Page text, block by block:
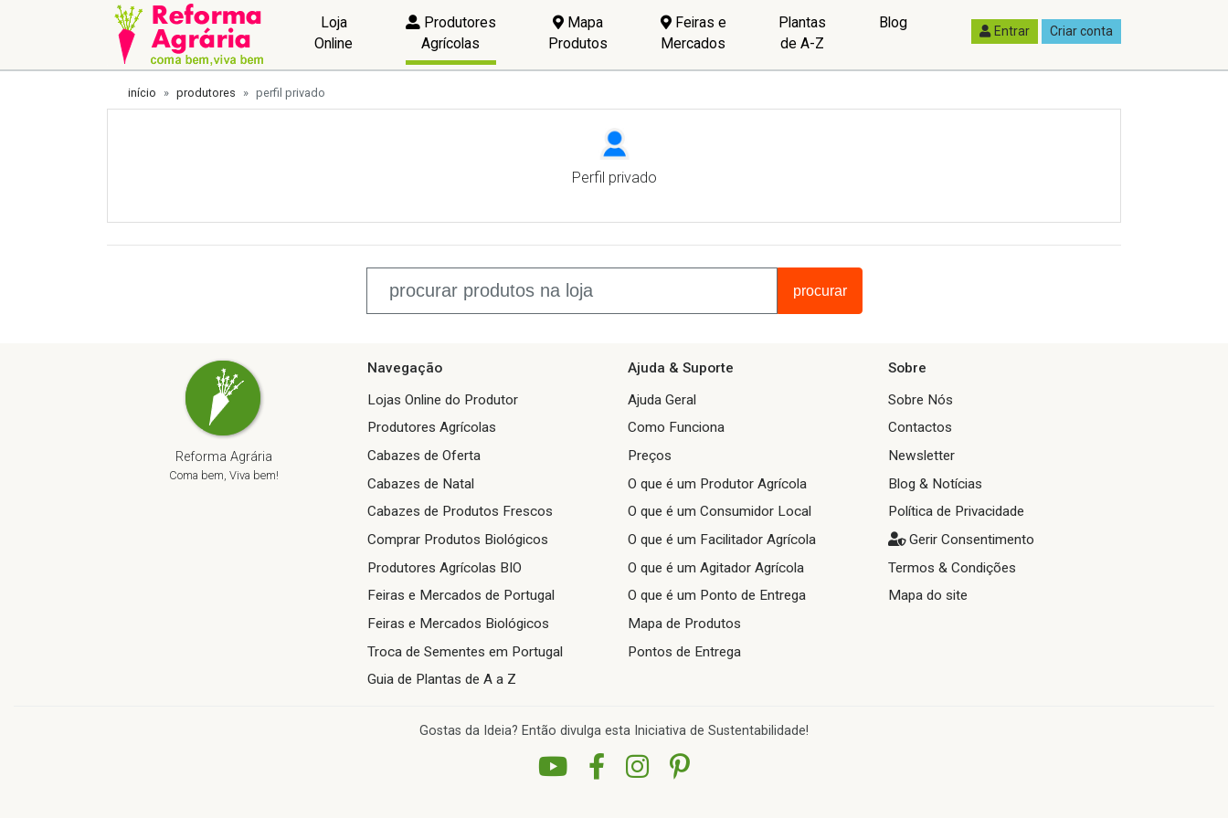
Loja
Online
Produtores
Agrícolas
Mapa
Produtos
Feiras e
Mercados
Plantas
de A-Z
Blog Entrar Criar conta
início produtores perfil privado
Perfil privado
procurar
Reforma Agrária
Coma bem, Viva bem!
Navegação
Lojas Online do Produtor
Produtores Agrícolas
Cabazes de Oferta
Cabazes de Natal
Cabazes de Produtos Frescos
Comprar Produtos Biológicos
Produtores Agrícolas BIO
Feiras e Mercados de Portugal
Feiras e Mercados Biológicos
Troca de Sementes em Portugal
Guia de Plantas de A a Z
Ajuda & Suporte
Ajuda Geral
Como Funciona
Preços
O que é um Produtor Agrícola
O que é um Consumidor Local
O que é um Facilitador Agrícola
O que é um Agitador Agrícola
O que é um Ponto de Entrega
Mapa de Produtos
Pontos de Entrega
Sobre
Sobre Nós
Contactos
Newsletter
Blog & Notícias
Política de Privacidade
Gerir Consentimento
Termos & Condições
Mapa do site
Gostas da Ideia? Então divulga esta Iniciativa de Sustentabilidade!